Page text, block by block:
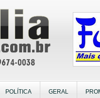
POLÍTICA GERAL